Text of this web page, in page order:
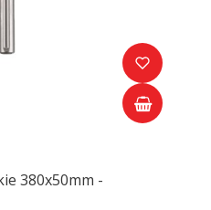
380x50mm -